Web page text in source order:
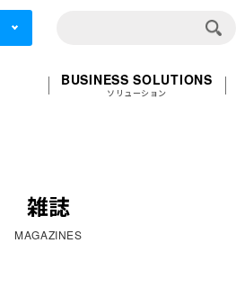
BUSINESS SOLUTIONS
ソリューション
雑誌
MAGAZINES